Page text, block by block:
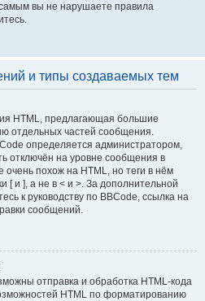
самым вы не нарушаете правила
и типы создаваемых тем
HTML, предлагающая большие
отдельных частей сообщения.
определяется администратором,
отключён на уровне сообщения в
похож на HTML, но теги в нём
[ и ], а не в < и >. За дополнительной
к руководству по BBCode, ссылка на
сообщений.
отправка и обработка HTML-кода
HTML по форматированию